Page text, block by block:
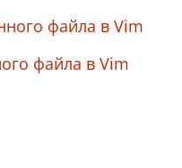
файла в Vim
файла в Vim